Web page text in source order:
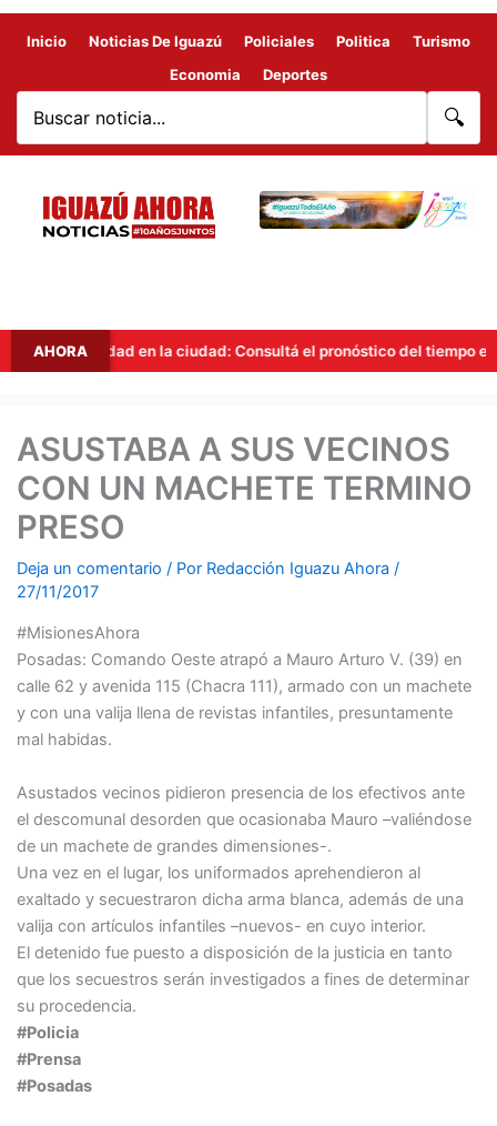
Inicio Noticias De Iguazú Policiales Politica
Turismo
Economia
Deportes
🔍
AHORAen la ciudad: Consultá el pronóstico del tiempo en
ASUSTABA A SUS VECINOS
CON UN MACHETE TERMINO
PRESO
Deja un comentario / Por Redacción Iguazu Ahora /
27/11/2017
#MisionesAhora
Posadas: Comando Oeste atrapó a Mauro Arturo V. (39) en
calle 62 y avenida 115 (Chacra 111), armado con un machete
y con una valija llena de revistas infantiles, presuntamente
mal habidas.
Asustados vecinos pidieron presencia de los efectivos ante
el descomunal desorden que ocasionaba Mauro –valiéndose
de un machete de grandes dimensiones-.
Una vez en el lugar, los uniformados aprehendieron al
exaltado y secuestraron dicha arma blanca, además de una
valija con artículos infantiles –nuevos- en cuyo interior.
El detenido fue puesto a disposición de la justicia en tanto
que los secuestros serán investigados a fines de determinar
su procedencia.
#Policia
#Prensa
#Posadas